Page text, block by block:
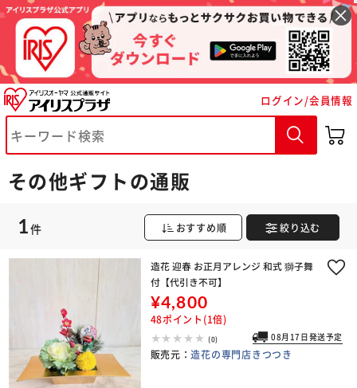
ログイン/会員情報
その他ギフトの通販
1件 おすすめ順 絞り込む
造花 迎春 お正月アレンジ 和式 獅子舞
付【代引き不可】
¥4,800
48ポイント(1倍)
(0) 08月17日発送予定
販売元：造花の専門店きつつき
※ご確認ください